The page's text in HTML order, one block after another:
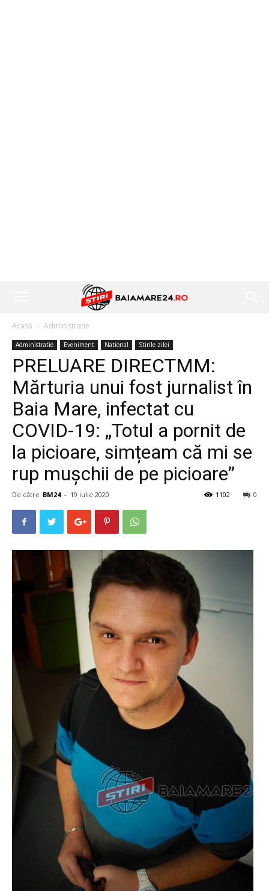
Acasă Administratie
Administratie Eveniment National Stirile zilei
PRELUARE DIRECTMM:
Mărturia unui fost jurnalist în
Baia Mare, infectat cu
COVID-19: „Totul a pornit de
la picioare, simțeam că mi se
rup mușchii de pe picioare”
De către BM24 - 19 iulie 2020 0
1102